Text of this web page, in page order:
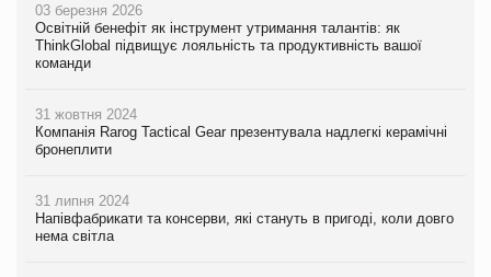
03 березня 2026
Освітній бенефіт як інструмент утримання талантів: як
ThinkGlobal підвищує лояльність та продуктивність вашої
команди
31 жовтня 2024
Компанія Rarog Tactical Gear презентувала надлегкі керамічні
бронеплити
31 липня 2024
Напівфабрикати та консерви, які стануть в пригоді, коли довго
нема світла